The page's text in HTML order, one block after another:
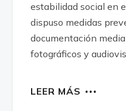
estabilidad social en
dispuso medidas
documentación
fotográficos y
LEER MÁS